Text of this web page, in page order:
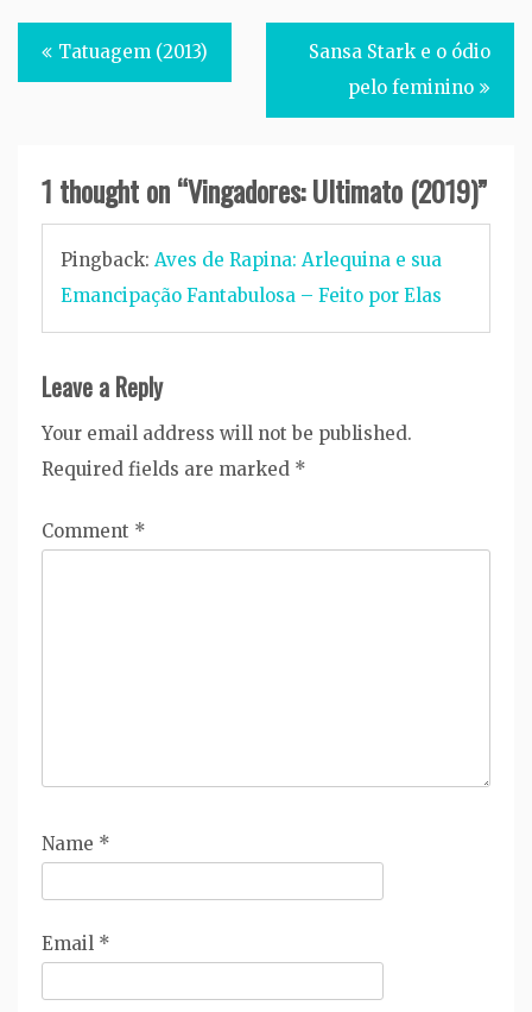
Post
navigation
Tatuagem (2013)
Sansa Stark e o ódio
pelo feminino
1 thought on “Vingadores: Ultimato (2019)”
Pingback: Aves de Rapina: Arlequina e sua
Emancipação Fantabulosa – Feito por Elas
Leave a Reply
Your email address will not be published.
Required fields are marked *
Comment *
Name *
Email *